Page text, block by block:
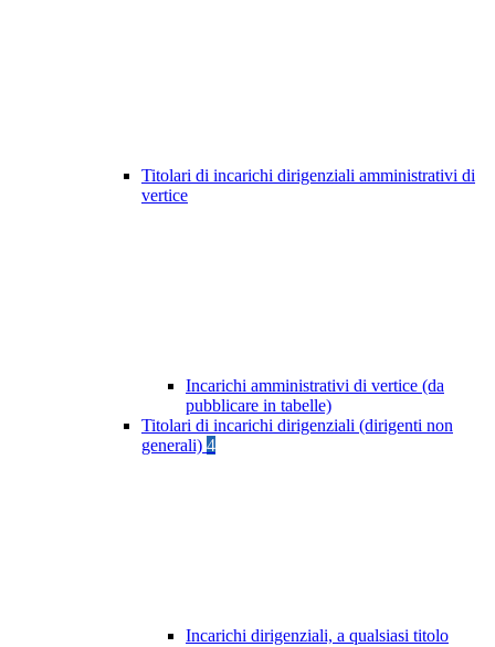
Titolari di incarichi dirigenziali amministrativi di
vertice
Incarichi amministrativi di vertice (da
pubblicare in tabelle)
Titolari di incarichi dirigenziali (dirigenti non
generali) 4
Incarichi dirigenziali, a qualsiasi titolo